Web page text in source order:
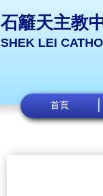
石籬天主教
SHEK LEI
首頁